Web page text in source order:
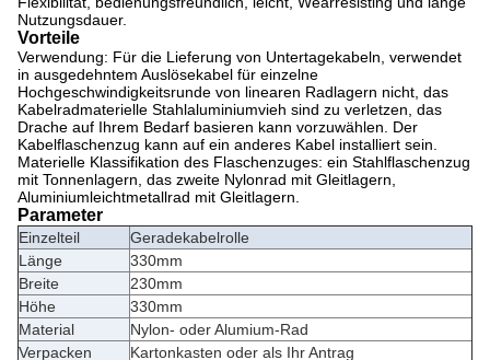
Nutzungsdauer.
Vorteile
Verwendung: Für die Lieferung von Untertagekabeln, verwendet
in ausgedehntem Auslösekabel für einzelne
Hochgeschwindigkeitsrunde von linearen Radlagern nicht, das
Kabelradmaterielle Stahlaluminiumvieh sind zu verletzen, das
Drache auf Ihrem Bedarf basieren kann vorzuwählen. Der
Kabelflaschenzug kann auf ein anderes Kabel installiert sein.
Materielle Klassifikation des Flaschenzuges: ein Stahlflaschenzug
mit Tonnenlagern, das zweite Nylonrad mit Gleitlagern,
Aluminiumleichtmetallrad mit Gleitlagern.
Parameter
Einzelteil
Geradekabelrolle
Länge
330mm
Breite
230mm
Höhe
330mm
Material
Nylon- oder Alumium-Rad
Verpacken
Kartonkasten oder als Ihr Antrag